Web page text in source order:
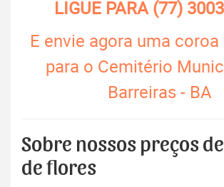
LIGUE PARA(77)
E envie agora uma
para o Cemitério
Barreiras - BA
Sobre nossos preços
de flores